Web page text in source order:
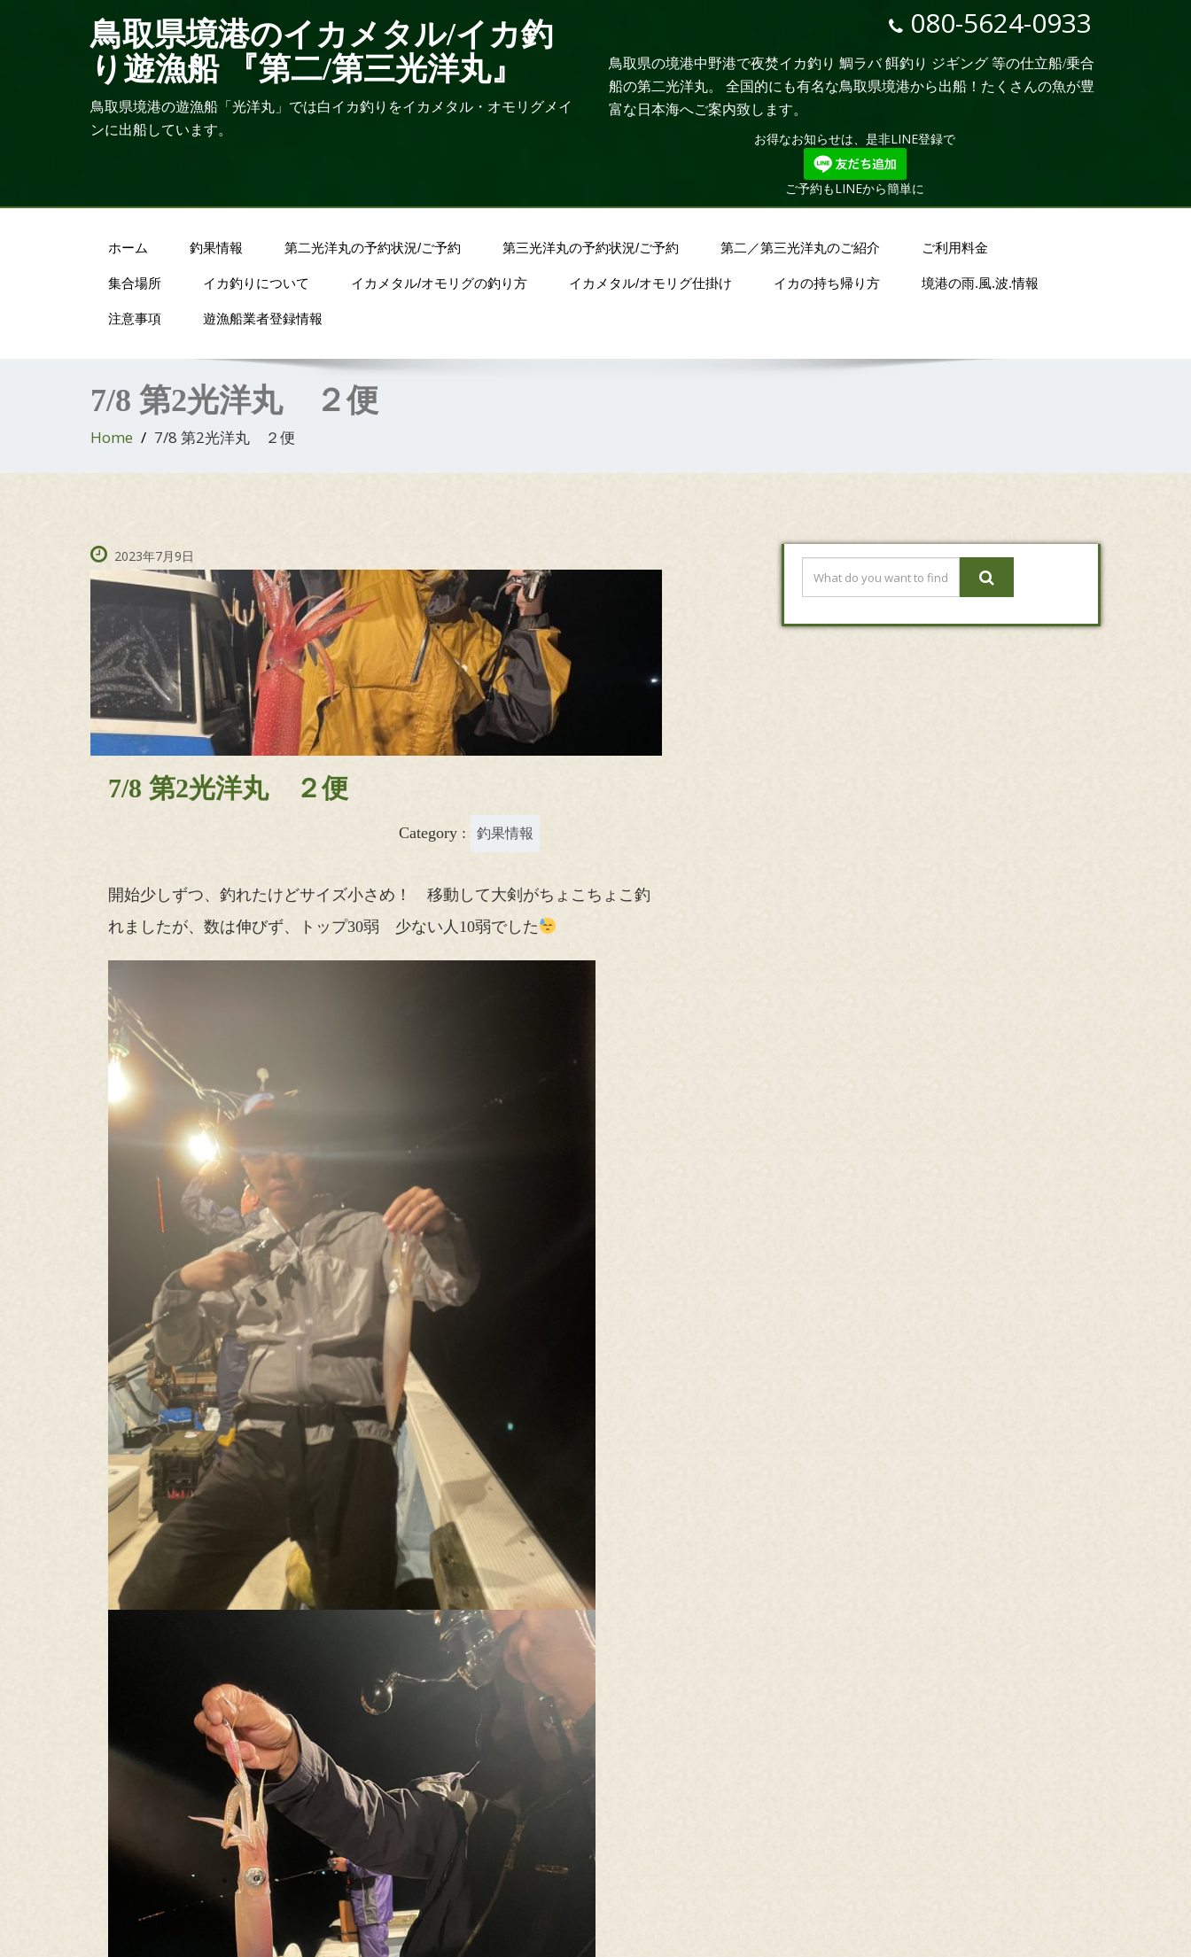
鳥取県境港のイカメタル/イカ釣
り遊漁船 『第二/第三光洋丸』
鳥取県境港の遊漁船「光洋丸」では白イカ釣りをイカメタル・オモリグメイ
ンに出船しています。
080-5624-0933
鳥取県の境港中野港で夜焚イカ釣り 鯛ラバ 餌釣り ジギング 等の仕立船/乗合
船の第二光洋丸。 全国的にも有名な鳥取県境港から出船！たくさんの魚が豊
富な日本海へご案内致します。
お得なお知らせは、是非LINE登録で
ご予約もLINEから簡単に
ホーム 釣果情報 第二光洋丸の予約状況/ご予約 第三光洋丸の予約状況/ご予約 第二／第三光洋丸のご紹介 ご利用料金
集合場所 イカ釣りについて イカメタル/オモリグの釣り方 イカメタル/オモリグ仕掛け イカの持ち帰り方 境港の雨.風.波.情報
注意事項 遊漁船業者登録情報
7/8 第2光洋丸 ２便
Home 7/8 第2光洋丸 ２便
2023年7月9日
7/8 第2光洋丸 ２便
Category : 釣果情報
開始少しずつ、釣れたけどサイズ小さめ！ 移動して大剣がちょこちょこ釣
れましたが、数は伸びず、トップ30弱 少ない人10弱でした